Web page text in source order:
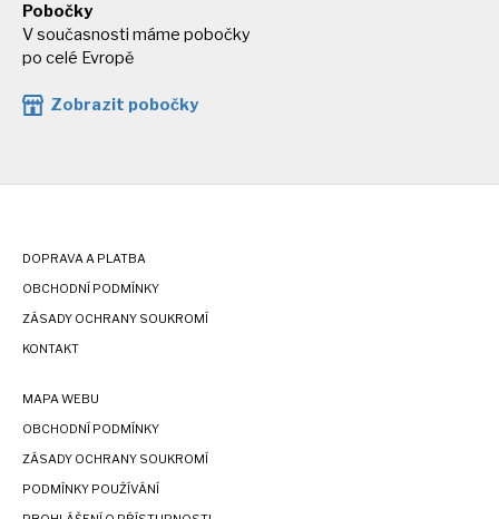
Pobočky
V současnosti máme pobočky
po celé Evropě
Zobrazit pobočky
DOPRAVA A PLATBA
OBCHODNÍ PODMÍNKY
ZÁSADY OCHRANY SOUKROMÍ
KONTAKT
MAPA WEBU
OBCHODNÍ PODMÍNKY
ZÁSADY OCHRANY SOUKROMÍ
PODMÍNKY POUŽÍVÁNÍ